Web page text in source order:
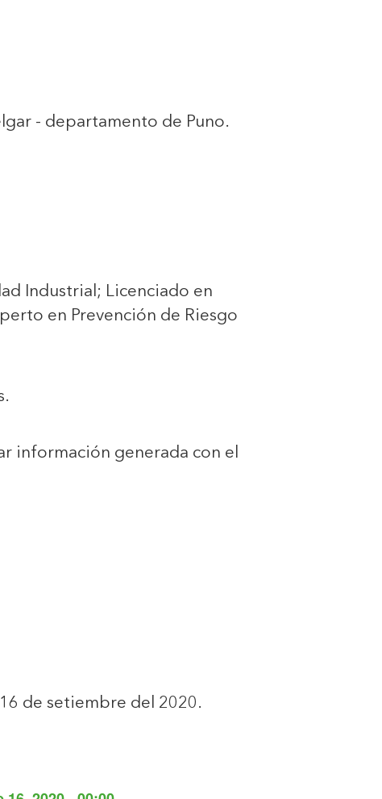
- departamento de Puno.
Industrial; Licenciado en
en Prevención de Riesgo
información generada con el
de setiembre del 2020.